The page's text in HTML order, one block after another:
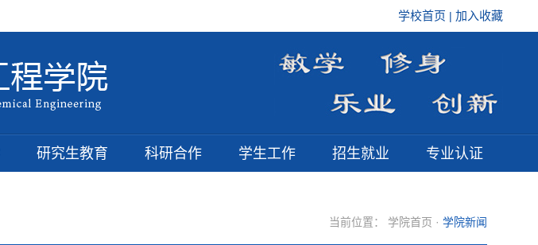
学校首页 | 加入收藏
研究生教育 科研合作 学生工作 招生就业 专业认证
当前位置： 学院首页 · 学院新闻